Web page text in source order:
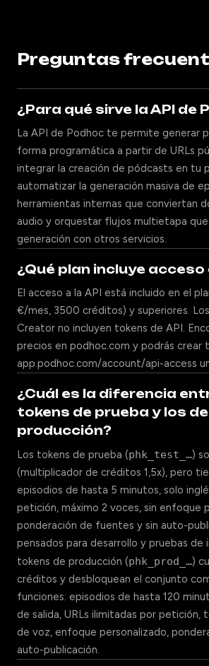
Preguntas
¿Para qué sirve la API de
La API de Podhoc te permite generar
forma programática a partir de URLs
integrar la creación de pódcasts en tu
automatizar la generación masiva de
herramientas internas que conviertan
audio y orquestar flujos multietapa
generación con otros servicios.
¿Qué plan incluye acceso
El acceso a la API está incluido en el
€/mes, 3500 créditos) y superiores.
Creator no incluyen tokens de API.
precios en podhoc.com y podrás crear
app.podhoc.com/account/api-access
¿Cuál es la diferencia
tokens de prueba y los de
producción?
Los tokens de prueba (phk_test_…)
(multiplicador de créditos 1,5x), pero
episodios de hasta 5 minutos, solo
petición, máximo 2 voces, sin enfoque
ponderación de fuentes y sin auto-
pensados para desarrollo y pruebas de
tokens de producción (phk_prod_…)
créditos y desbloquean el conjunto
funciones: episodios de hasta 120
de salida, URLs ilimitadas por petición,
de voz, enfoque personalizado,
auto-publicación.